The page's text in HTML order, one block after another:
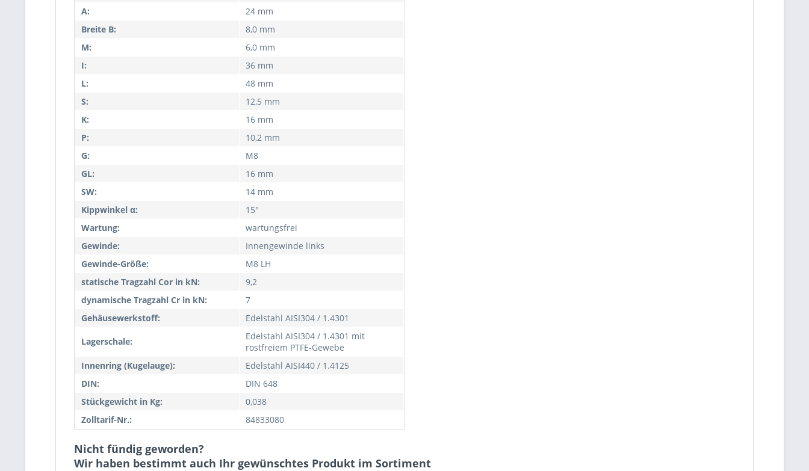
A:
24 mm
Breite B:
8,0 mm
M:
6,0 mm
I:
36 mm
L:
48 mm
S:
12,5 mm
K:
16 mm
P:
10,2 mm
G:
M8
GL:
16 mm
SW:
14 mm
Kippwinkel α:
15°
Wartung:
wartungsfrei
Gewinde:
Innengewinde links
Gewinde-Größe:
M8 LH
statische Tragzahl Cor in kN:
9,2
dynamische Tragzahl Cr in kN:
7
Gehäusewerkstoff:
Edelstahl AISI304 / 1.4301
Lagerschale:
Edelstahl AISI304 / 1.4301 mit
rostfreiem PTFE-Gewebe
Innenring (Kugelauge):
Edelstahl AISI440 / 1.4125
DIN:
DIN 648
Stückgewicht in Kg:
0,038
Zolltarif-Nr.:
84833080
Nicht fündig geworden?
Wir haben bestimmt auch Ihr gewünschtes Produkt im Sortiment